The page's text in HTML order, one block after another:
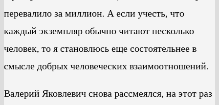
перевалило за миллион. А если учесть, что
каждый экземпляр обычно читают несколько
человек, то я становлюсь еще состоятельнее в
смысле добрых человеческих взаимоотношений.
Валерий Яковлевич снова рассмеялся, на этот раз